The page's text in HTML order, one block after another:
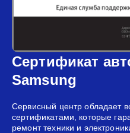
Сертификат
Samsung
Сервисный центр обладает
сертификатами, которые
ремонт техники и